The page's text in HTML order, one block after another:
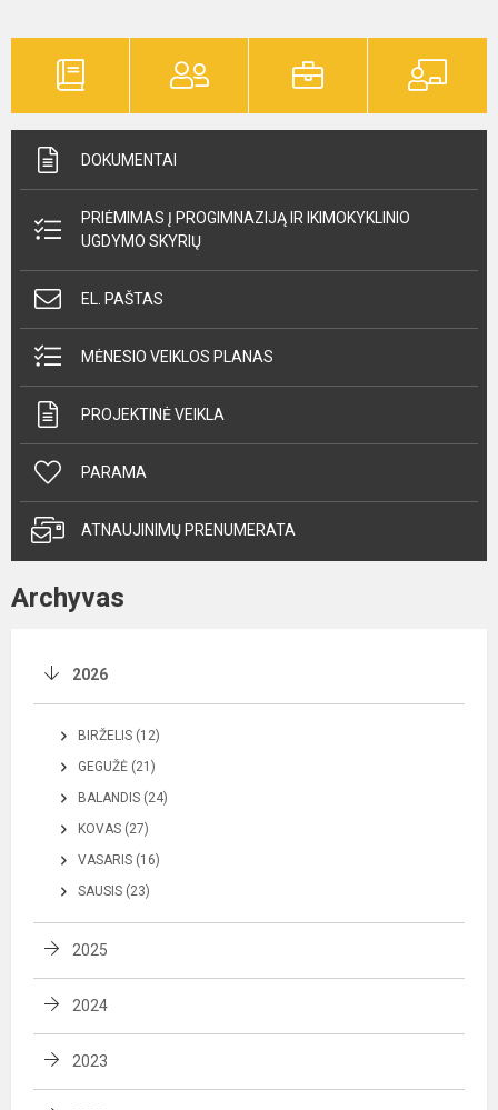
DOKUMENTAI
PRIĖMIMAS Į PROGIMNAZIJĄ IR IKIMOKYKLINIO
UGDYMO SKYRIŲ
EL. PAŠTAS
MĖNESIO VEIKLOS PLANAS
PROJEKTINĖ VEIKLA
PARAMA
ATNAUJINIMŲ PRENUMERATA
Archyvas
2026
BIRŽELIS (12)
GEGUŽĖ (21)
BALANDIS (24)
KOVAS (27)
VASARIS (16)
SAUSIS (23)
2025
2024
2023